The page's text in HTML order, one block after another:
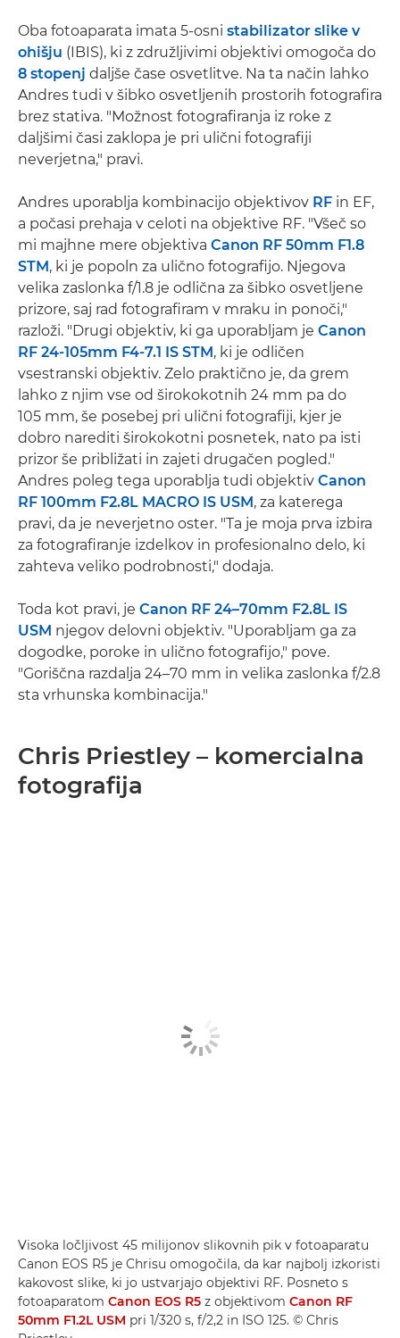
Oba fotoaparata imata 5-osni stabilizator slike v
ohišju (IBIS), ki z združljivimi objektivi omogoča do
8 stopenj daljše čase osvetlitve. Na ta način lahko
Andres tudi v šibko osvetljenih prostorih fotografira
brez stativa. "Možnost fotografiranja iz roke z
daljšimi časi zaklopa je pri ulični fotografiji
neverjetna," pravi.
Andres uporablja kombinacijo objektivov RF in EF,
a počasi prehaja v celoti na objektive RF. "Všeč so
mi majhne mere objektiva Canon RF 50mm F1.8
STM, ki je popoln za ulično fotografijo. Njegova
velika zaslonka f/1.8 je odlična za šibko osvetljene
prizore, saj rad fotografiram v mraku in ponoči,"
razloži. "Drugi objektiv, ki ga uporabljam je Canon
RF 24-105mm F4-7.1 IS STM, ki je odličen
vsestranski objektiv. Zelo praktično je, da grem
lahko z njim vse od širokokotnih 24 mm pa do
105 mm, še posebej pri ulični fotografiji, kjer je
dobro narediti širokokotni posnetek, nato pa isti
prizor še približati in zajeti drugačen pogled."
Andres poleg tega uporablja tudi objektiv Canon
RF 100mm F2.8L MACRO IS USM, za katerega
pravi, da je neverjetno oster. "Ta je moja prva izbira
za fotografiranje izdelkov in profesionalno delo, ki
zahteva veliko podrobnosti," dodaja.
Toda kot pravi, je Canon RF 24–70mm F2.8L IS
USM njegov delovni objektiv. "Uporabljam ga za
dogodke, poroke in ulično fotografijo," pove.
"Goriščna razdalja 24–70 mm in velika zaslonka f/2.8
sta vrhunska kombinacija."
Chris Priestley – komercialna
fotografija
Visoka ločljivost 45 milijonov slikovnih pik v fotoaparatu
Canon EOS R5 je Chrisu omogočila, da kar najbolj izkoristi
kakovost slike, ki jo ustvarjajo objektivi RF. Posneto s
fotoaparatom Canon EOS R5 z objektivom Canon RF
50mm F1.2L USM pri 1/320 s, f/2,2 in ISO 125. © Chris